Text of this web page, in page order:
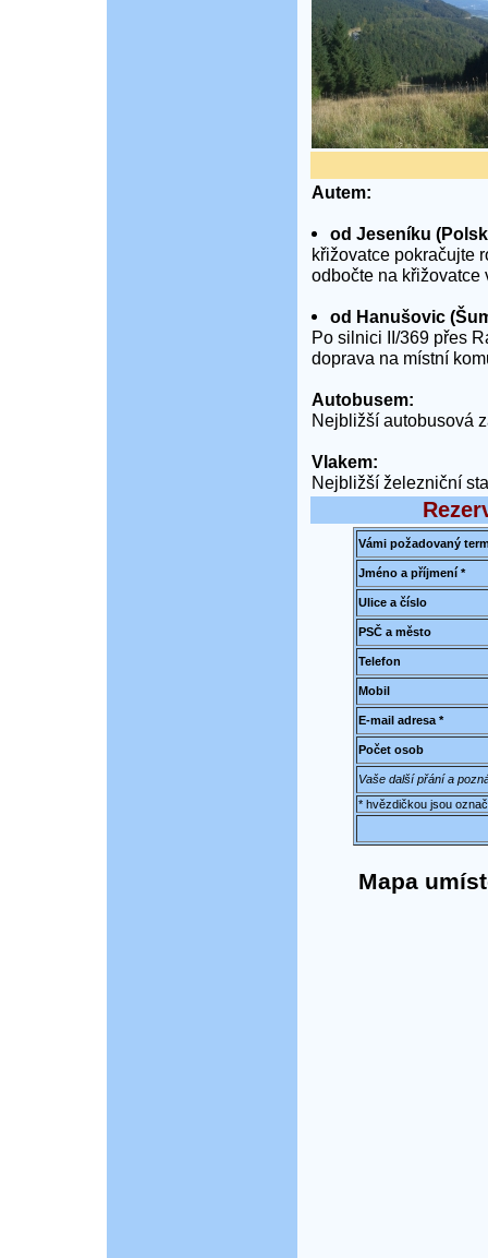
Autem:
od Jeseníku
křižovatce pokračujte
odbočte na křižovatce
od Hanušovic
Po silnici II/369 přes
doprava na místní
Autobusem:
Nejbližší autobusová
Vlakem:
Nejbližší železniční
Vámi požadovaný
Jméno a příjmení *
Ulice a číslo
PSČ a město
Telefon
Mobil
E-mail adresa *
Počet osob
Vaše další přání a
* hvězdičkou jsou
Mapa